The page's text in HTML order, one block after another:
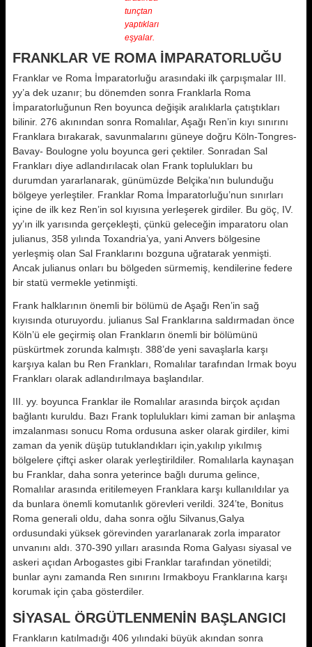
tunçtan
yaptıkları
eşyalar.
FRANKLAR VE ROMA İMPARATORLUĞU
Franklar ve Roma İmparatorluğu arasındaki ilk çarpışmalar III.
yy’a dek uzanır; bu dönemden sonra Franklarla Roma
İmparatorluğunun Ren boyunca değişik aralıklarla çatıştıkları
bilinir. 276 akınından sonra Romalılar, Aşağı Ren’in kıyı sınırını
Franklara bırakarak, savunmalarını güneye doğru Köln-Tongres-
Bavay- Boulogne yolu boyunca geri çektiler. Sonradan Sal
Frankları diye adlandırılacak olan Frank toplulukları bu
durumdan yararlanarak, günümüzde Belçika’nın bulunduğu
bölgeye yerleştiler. Franklar Roma İmparatorluğu’nun sınırları
içine de ilk kez Ren’in sol kıyısına yerleşerek girdiler. Bu göç, IV.
yy’ın ilk yarısında gerçekleşti, çünkü geleceğin imparatoru olan
julianus, 358 yılında Toxandria’ya, yani Anvers bölgesine
yerleşmiş olan Sal Franklarını bozguna uğratarak yenmişti.
Ancak julianus onları bu bölgeden sürmemiş, kendilerine federe
bir statü vermekle yetinmişti.
Frank halklarının önemli bir bölümü de Aşağı Ren’in sağ
kıyısında oturuyordu. julianus Sal Franklarına saldırmadan önce
Köln’ü ele geçirmiş olan Frankların önemli bir bölümünü
püskürtmek zorunda kalmıştı. 388’de yeni savaşlarla karşı
karşıya kalan bu Ren Frankları, Romalılar tarafından Irmak boyu
Frankları olarak adlandırılmaya başlandılar.
III. yy. boyunca Franklar ile Romalılar arasında birçok açıdan
bağlantı kuruldu. Bazı Frank toplulukları kimi zaman bir anlaşma
imzalanması sonucu Roma ordusuna asker olarak girdiler, kimi
zaman da yenik düşüp tutuklandıkları için,yakılıp yıkılmış
bölgelere çiftçi asker olarak yerleştirildiler. Romalılarla kaynaşan
bu Franklar, daha sonra yeterince bağlı duruma gelince,
Romalılar arasında eritilemeyen Franklara karşı kullanıldılar ya
da bunlara önemli komutanlık görevleri verildi. 324’te, Bonitus
Roma generali oldu, daha sonra oğlu Silvanus,Galya
ordusundaki yüksek görevinden yararlanarak zorla imparator
unvanını aldı. 370-390 yılları arasında Roma Galyası siyasal ve
askeri açıdan Arbogastes gibi Franklar tarafından yönetildi;
bunlar aynı zamanda Ren sınırını Irmakboyu Franklarına karşı
korumak için çaba gösterdiler.
SİYASAL ÖRGÜTLENMENİN BAŞLANGICI
Frankların katılmadığı 406 yılındaki büyük akından sonra